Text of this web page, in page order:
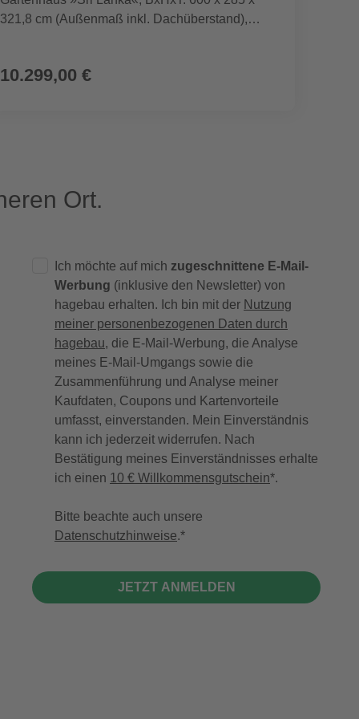
321,8 cm (Außenmaß inkl. Dachüberstand),
10.299,00 €
Ort.
Ich möchte auf mich zugeschnittene E-Mail-
Werbung (inklusive den Newsletter) von
hagebau erhalten. Ich bin mit der Nutzung
meiner personenbezogenen Daten durch
hagebau, die E-Mail-Werbung, die Analyse
meines E-Mail-Umgangs sowie die
Zusammenführung und Analyse meiner
Kaufdaten, Coupons und Kartenvorteile
umfasst, einverstanden. Mein Einverständnis
kann ich jederzeit widerrufen. Nach
Bestätigung meines Einverständnisses erhalte
ich einen 10 € Willkommensgutschein*.
Bitte beachte auch unsere
Datenschutzhinweise.
JETZT ANMELDEN